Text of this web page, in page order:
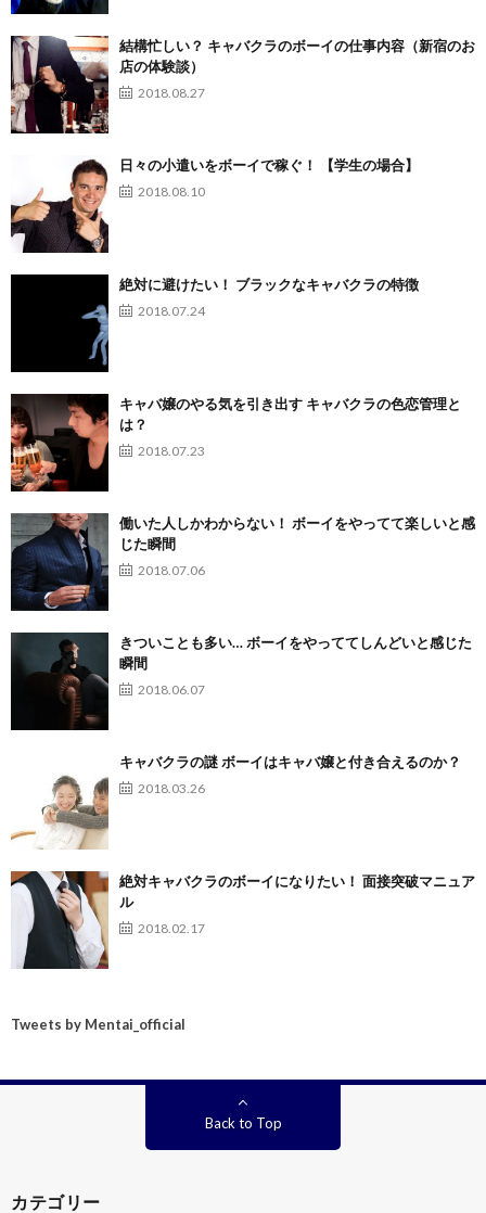
結構忙しい？ キャバクラのボーイの仕事内容（新宿のお
店の体験談）
2018.08.27
日々の小遣いをボーイで稼ぐ！ 【学生の場合】
2018.08.10
絶対に避けたい！ ブラックなキャバクラの特徴
2018.07.24
キャバ嬢のやる気を引き出す キャバクラの色恋管理と
は？
2018.07.23
働いた人しかわからない！ ボーイをやってて楽しいと感
じた瞬間
2018.07.06
きついことも多い… ボーイをやっててしんどいと感じた
瞬間
2018.06.07
キャバクラの謎 ボーイはキャバ嬢と付き合えるのか？
2018.03.26
絶対キャバクラのボーイになりたい！ 面接突破マニュア
ル
2018.02.17
Tweets by Mentai_official
Back to Top
カテゴリー